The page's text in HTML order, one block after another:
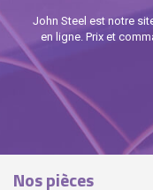
John Steel est notre
en ligne. Prix et
Nos pièces